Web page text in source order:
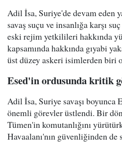
Adil İsa, Suriye'de devam eden
savaş suçu ve insanlığa karşı
eski rejim yetkilileri hakkında
kapsamında hakkında gıyabi
üst düzey askeri isimlerden biri
Esed'in ordusunda kritik
Adil İsa, Suriye savaşı boyunca
önemli görevler üstlendi. Bir
Tümen'in komutanlığını
Havaalanı'nın güvenliğinden